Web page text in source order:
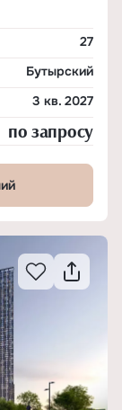
27
Бутырский
3 кв. 2027
по запросу